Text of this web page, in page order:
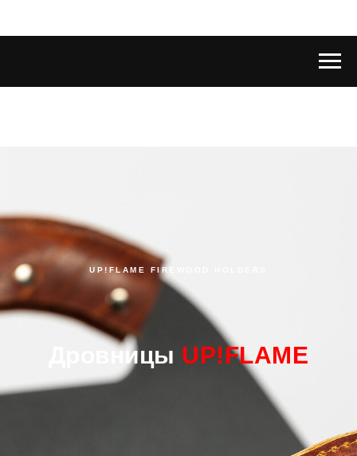
UP!FLAME FIREWOOD HOLDERS
Дровницы UP!FLAME